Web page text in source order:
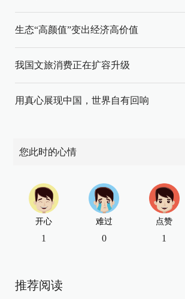
生态“高颜值”变出经济高价值
我国文旅消费正在扩容升级
用真心展现中国，世界自有回响
您此时的心情
开心
1
难过
0
点赞
1
推荐阅读